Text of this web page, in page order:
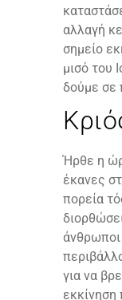
αλλαγή
σημείο
μισό του
δούμε σε
Ήρθε η
έκανες
πορεία
για να